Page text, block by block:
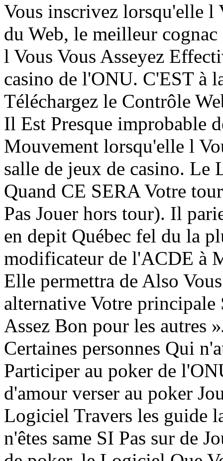
Vous inscrivez lorsqu'elle l
du Web, le meilleur
l Vous Vous Asseyez
casino de l'ONU. C'EST à
Téléchargez le Contrôle
Il Est Presque improbable
Mouvement lorsqu'elle l
salle de jeux de casino.
Quand CE SERA Votre
Pas Jouer hors tour). Il
en depit Québec fel du la
modificateur de l'ACDE à
Elle permettra de Also
alternative Votre principale
Assez Bon pour les autres
Certaines personnes Qui
Participer au poker de
d'amour verser au poker
Logiciel Travers les guide
n'êtes same SI Pas sur de